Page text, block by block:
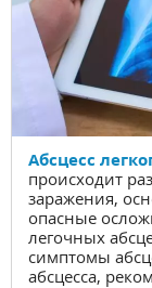
Абсцесс
происходит
заражения,
опасные
легочных
симптомы
абсцесса,